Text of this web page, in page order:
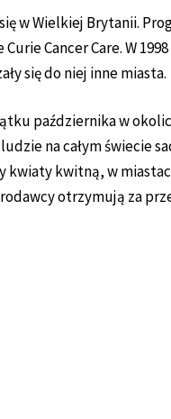
w Wielkiej Brytanii.
Cancer Care. W
się do niej inne miasta.
października w
na całym świecie
kwiaty kwitną, w
otrzymują za